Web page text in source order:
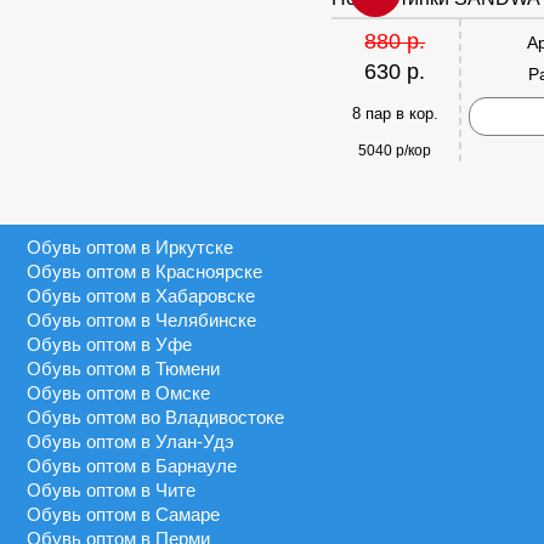
880 р.
630 р.
8 пар в кор.
5040 р/кор
Обувь оптом в Иркутске
Обувь оптом в Красноярске
Обувь оптом в Хабаровске
Обувь оптом в Челябинске
Обувь оптом в Уфе
Обувь оптом в Тюмени
Обувь оптом в Омске
Обувь оптом во Владивостоке
Обувь оптом в Улан-Удэ
Обувь оптом в Барнауле
Обувь оптом в Чите
Обувь оптом в Самаре
Обувь оптом в Перми